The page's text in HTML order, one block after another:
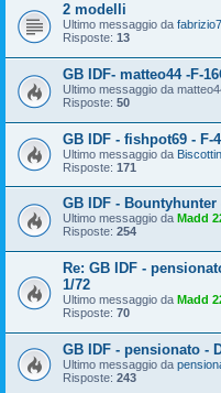
2 modelli
Ultimo messaggio da
Risposte: 13
GB IDF- matteo44 -F-
Ultimo messaggio da
Risposte: 50
GB IDF - fishpot69 - F-
Ultimo messaggio da
Risposte: 171
GB IDF - Bountyhunter
Ultimo messaggio da Madd
Risposte: 254
Re: GB IDF -
1/72
Ultimo messaggio da Madd
Risposte: 70
GB IDF - pensionato -
Ultimo messaggio da
Risposte: 243